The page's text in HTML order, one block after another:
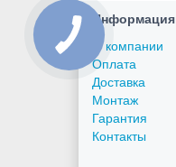
Информация
О компании
Оплата
Доставка
Монтаж
Гарантия
Контакты